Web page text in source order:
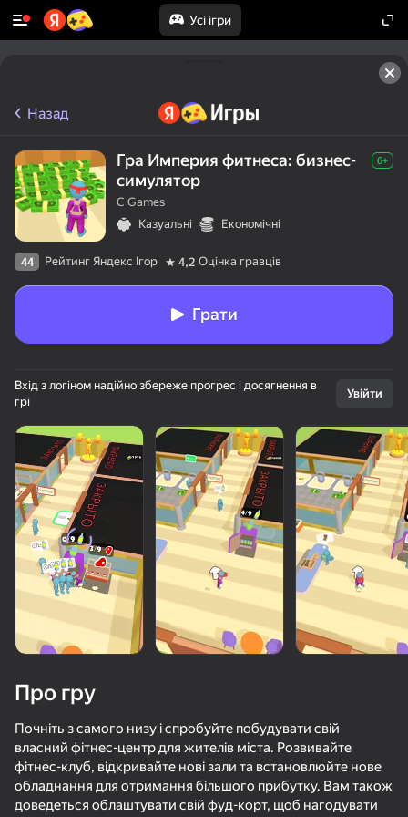
Усі ігри
50+ топ-ігор, у які грають
навіть ті, хто «не грає»
у які грають
Переглянути
Назад
Гра Империя фитнеса: бизнес-
симулятор
6+
C Games
Казуальні
Економічні
44 Рейтинг Яндекс Ігор 4,2 Оцінка гравців
Грати
Вхід з логіном надійно збереже прогрес і досягнення в
грі
Увійти
Про гру
Почніть з самого низу і спробуйте побудувати свій
власний фітнес-центр для жителів міста. Розвивайте
фітнес-клуб, відкривайте нові зали та встановлюйте нове
обладнання для отримання більшого прибутку. Вам також
доведеться облаштувати свій фуд-корт, щоб нагодувати